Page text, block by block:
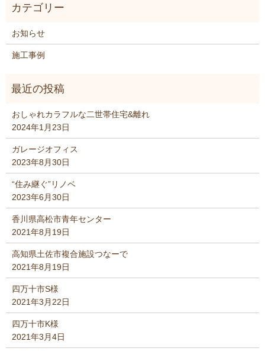
お知らせ
施工事例
おしゃれカラフルな二世帯住宅&離れ
2024年1月23日
ガレージオフィス
2023年8月30日
“住み継ぐ”リノベ
2023年6月30日
香川県高松市青年センター
2021年8月19日
高知県土佐市複合施設つなーで
2021年8月19日
四万十市S様
2021年3月22日
四万十市K様
2021年3月4日